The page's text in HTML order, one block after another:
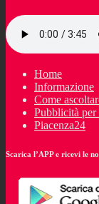
Home
Informazione
Come
Pubblicità
Piacenza24
Scarica l’APP e ricevi le